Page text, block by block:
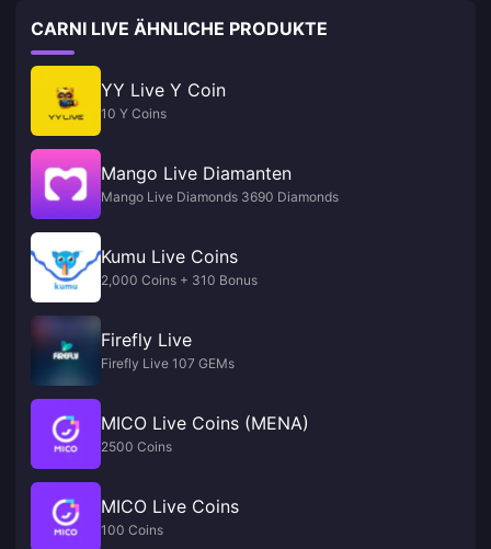
CARNI LIVE ÄHNLICHE PRODUKTE
YY Live Y Coin
10 Y Coins
Mango Live Diamanten
Mango Live Diamonds 3690 Diamonds
Kumu Live Coins
2,000 Coins + 310 Bonus
Firefly Live
Firefly Live 107 GEMs
MICO Live Coins (MENA)
2500 Coins
MICO Live Coins
100 Coins